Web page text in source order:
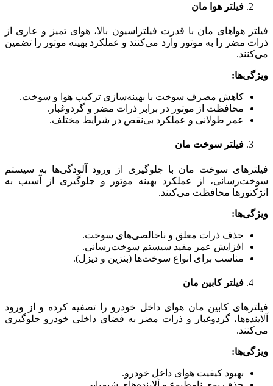
فیلتر هوا مان
فیلتر هواهای مان با قدرت فیلتراسیون بالا، هوای تمیز و عاری از
ذرات مضر را به موتور وارد می‌کنند و عملکرد بهینه موتور را تضمین
می‌کنند.
ویژگی‌ها:
کاهش مصرف سوخت با بهینه‌سازی ترکیب هوا و سوخت.
محافظت از موتور در برابر ذرات مضر و گردوغبار.
عمر طولانی و عملکرد بی‌نقص در شرایط مختلف.
فیلتر سوخت مان
فیلترهای سوخت مان با جلوگیری از ورود آلودگی‌ها به سیستم
سوخت‌رسانی، از عملکرد بهینه موتور و جلوگیری از آسیب به
انژکتورها محافظت می‌کنند.
ویژگی‌ها:
حذف ذرات معلق و ناخالصی‌های سوخت.
افزایش عمر مفید سیستم سوخت‌رسانی.
مناسب برای انواع سوخت‌ها (بنزین و دیزل).
فیلتر کابین مان
فیلترهای کابین مان هوای داخل خودرو را تصفیه کرده و از ورود
آلاینده‌ها، گردوغبار و ذرات مضر به فضای داخلی خودرو جلوگیری
می‌کنند.
ویژگی‌ها:
بهبود کیفیت هوای داخل خودرو.